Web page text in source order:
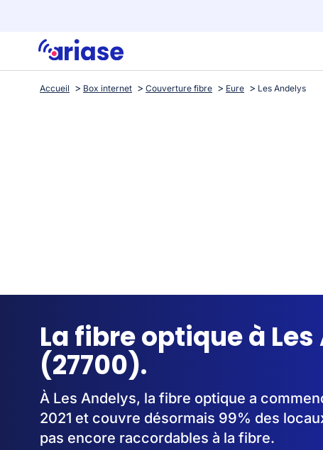
Accueil Box internet Couverture fibre Eure Les Andelys
La fibre optique à
(27700).
À Les Andelys, la fibre optique a
2021 et couvre désormais 99% des
pas encore raccordables à la fibre.